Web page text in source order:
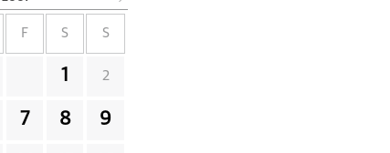
F S S
1 2
7 8 9